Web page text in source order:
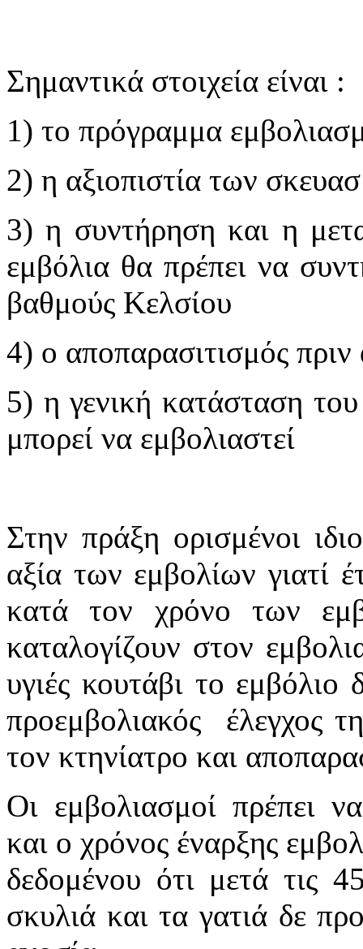
Σημαντικά στοιχεία είναι :
1) το πρόγραμμα
2) η αξιοπιστία των
3) η συντήρηση και η
εμβόλια θα πρέπει να
βαθμούς Κελσίου
4) ο αποπαρασιτισμός
5) η γενική κατάσταση
μπορεί να εμβολιαστεί
Στην πράξη ορισμένοι
αξία των εμβολίων γιατί
κατά τον χρόνο των
καταλογίζουν στον
υγιές κουτάβι το εμβόλιο
προεμβολιακός έλεγχος
τον κτηνίατρο και
Οι εμβολιασμοί πρέπει
και ο χρόνος έναρξης
δεδομένου ότι μετά τις
σκυλιά και τα γατιά δε